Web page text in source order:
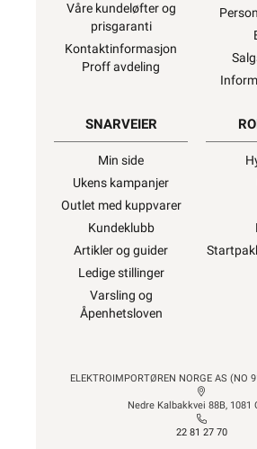
Våre kundeløfter og
prisgaranti
Kontaktinformasjon
Proff avdeling
SNARVEIER
Min side
Ukens kampanjer
Outlet med kuppvarer
Kundeklubb
Artikler og guider
Ledige stillinger
Varsling og
Åpenhetsloven
ELEKTROIMPORTØREN NORGE AS (NO
Nedre Kalbakkvei 88B, 1081
22 81 27 70